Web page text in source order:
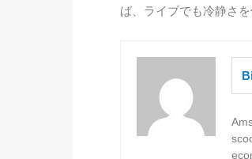
ば、ライブでも冷静さを